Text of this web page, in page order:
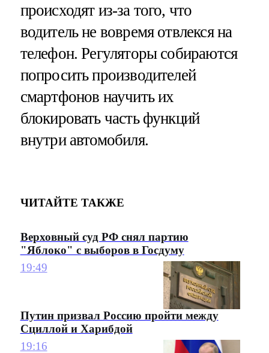
происходят из-за того, что
водитель не вовремя отвлекся на
телефон. Регуляторы собираются
попросить производителей
смартфонов научить их
блокировать часть функций
внутри автомобиля.
ЧИТАЙТЕ ТАКЖЕ
Верховный суд РФ снял партию
"Яблоко" с выборов в Госдуму
19:49
Путин призвал Россию пройти между
Сциллой и Харибдой
19:16